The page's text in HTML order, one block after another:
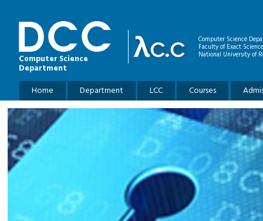
Computer Science
Department
Computer Science
Faculty of Exact
National University of
Main menu
Home Department LCC Courses